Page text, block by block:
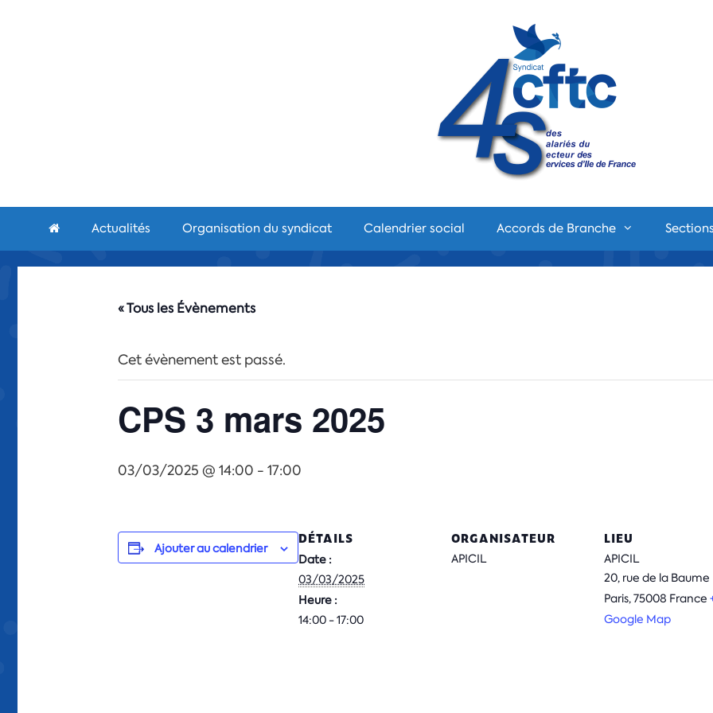
Actualités Organisation du syndicat Calendrier social Accords de Branche
« Tous les Évènements
Cet évènement est passé.
CPS 3 mars 2025
03/03/2025 @ 14:00 - 17:00
Ajouter au calendrier
DÉTAILS
Date :
03/03/2025
Heure :
14:00 - 17:00
ORGANISATEUR
APICIL
LIEU
APICIL
20, rue de la Baume
Paris,75008 France
Google Map